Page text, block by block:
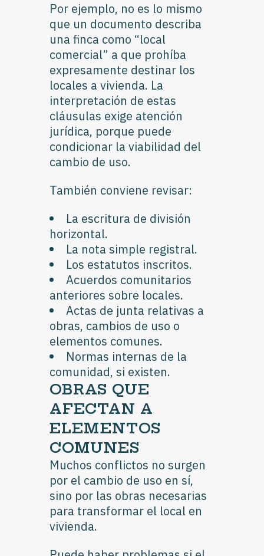
Por ejemplo, no es lo mismo
que un documento describa
una finca como “local
comercial” a que prohíba
expresamente destinar los
locales a vivienda. La
interpretación de estas
cláusulas exige atención
jurídica, porque puede
condicionar la viabilidad del
cambio de uso.
También conviene revisar:
La escritura de división
horizontal.
La nota simple registral.
Los estatutos inscritos.
Acuerdos comunitarios
anteriores sobre locales.
Actas de junta relativas a
obras, cambios de uso o
elementos comunes.
Normas internas de la
comunidad, si existen.
OBRAS QUE
AFECTAN A
ELEMENTOS
COMUNES
Muchos conflictos no surgen
por el cambio de uso en sí,
sino por las obras necesarias
para transformar el local en
vivienda.